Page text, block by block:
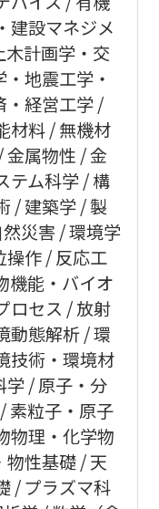
建設マネジメ
木計画学・交
地震工学・
・経営工学
材料 無機材
金属物性 金
テム科学 構
建築学 製
然災害 環境学
操作 反応工
機能・バイオ
ロセス
放射
動態解析 環
技術・環境材
学 原子・分
素粒子・原子
物理・化学物
物性基礎 天
プラズマ科